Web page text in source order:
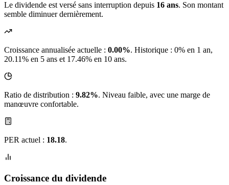
Le dividende est versé sans interruption depuis 16 ans. Son montant
semble diminuer dernièrement.
Croissance annualisée actuelle : 0.00%. Historique : 0% en 1 an,
20.11% en 5 ans et 17.46% en 10 ans.
Ratio de distribution : 9.82%. Niveau faible, avec une marge de
manœuvre confortable.
PER actuel : 18.18.
Croissance du dividende